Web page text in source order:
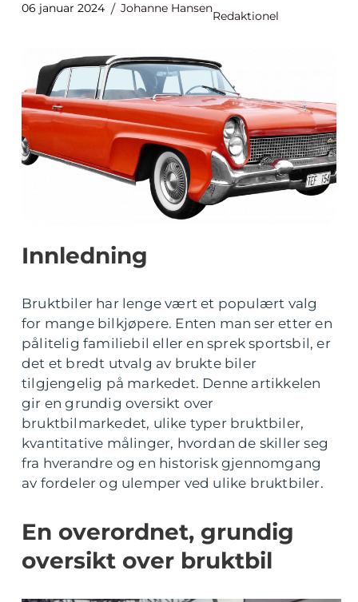
06 januar 2024 Johanne Hansen
Redaktionel
Innledning
Bruktbiler har lenge vært et populært valg
for mange bilkjøpere. Enten man ser etter en
pålitelig familiebil eller en sprek sportsbil, er
det et bredt utvalg av brukte biler
tilgjengelig på markedet. Denne artikkelen
gir en grundig oversikt over
bruktbilmarkedet, ulike typer bruktbiler,
kvantitative målinger, hvordan de skiller seg
fra hverandre og en historisk gjennomgang
av fordeler og ulemper ved ulike bruktbiler.
En overordnet, grundig
oversikt over bruktbil